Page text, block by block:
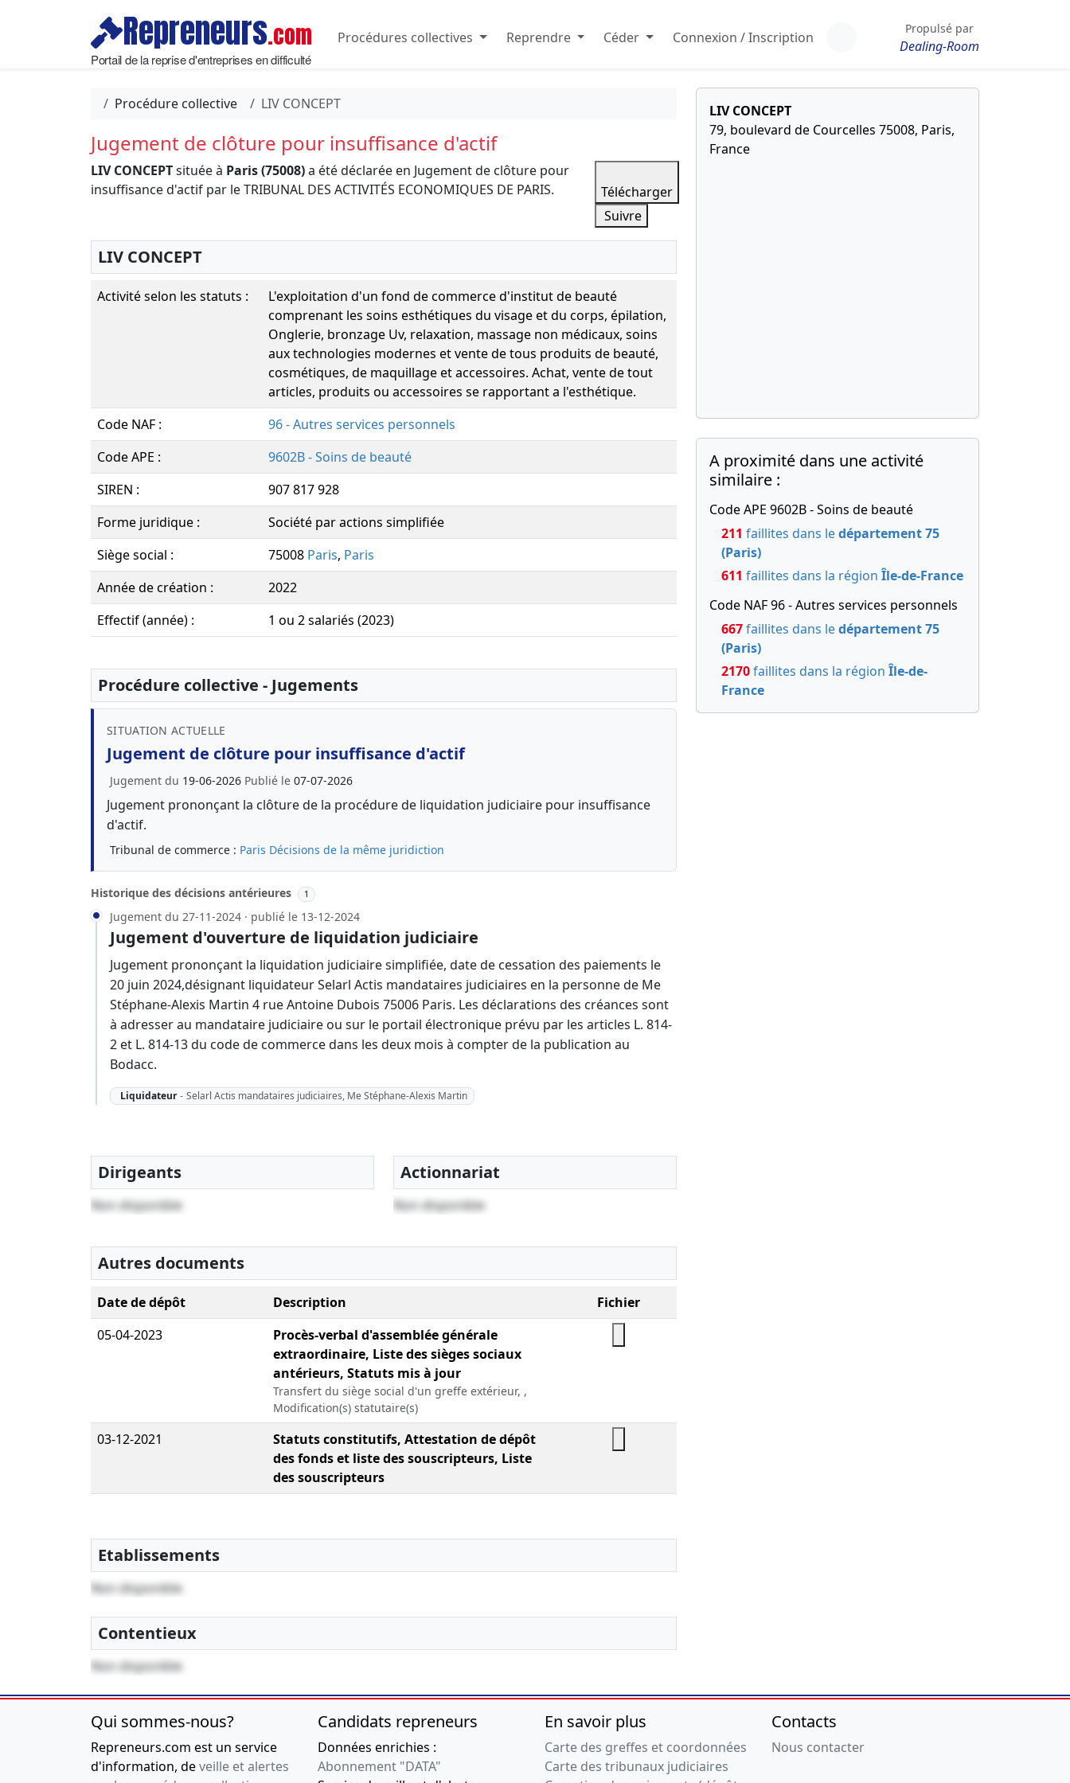
Repreneurs.com
Portail de la reprise d'entreprises en difficulté
Procédures collectives Reprendre Céder Connexion / Inscription
Propulsé par
Dealing-Room
Procédure collective LIV CONCEPT
Jugement de clôture pour insuffisance d'actif
LIV CONCEPTsituée à Paris (75008)a été déclarée en Jugement de clôture pour
insuffisance d'actif par le TRIBUNAL DES ACTIVITÉS ECONOMIQUES DE PARIS.
Télécharger
Suivre
LIV CONCEPT
Activité selon les statuts :
L'exploitation d'un fond de commerce d'institut de beauté
comprenant les soins esthétiques du visage et du corps, épilation,
Onglerie, bronzage Uv, relaxation, massage non médicaux, soins
aux technologies modernes et vente de tous produits de beauté,
cosmétiques, de maquillage et accessoires. Achat, vente de tout
articles, produits ou accessoires se rapportant a l'esthétique.
Code NAF :
96 - Autres services personnels
Code APE :
9602B - Soins de beauté
SIREN :
907 817 928
Forme juridique :
Société par actions simplifiée
Siège social :
75008 Paris, Paris
Année de création :
2022
Effectif (année) :
1 ou 2 salariés (2023)
Procédure collective - Jugements
SITUATION ACTUELLE
Jugement de clôture pour insuffisance d'actif
Jugement du 19-06-2026 Publié le 07-07-2026
Jugement prononçant la clôture de la procédure de liquidation judiciaire pour insuffisance
d'actif.
Tribunal de commerce : Paris Décisions de la même juridiction
Historique des décisions antérieures 1
Jugement du 27-11-2024 · publié le 13-12-2024
Jugement d'ouverture de liquidation judiciaire
Jugement prononçant la liquidation judiciaire simplifiée, date de cessation des paiements le
20 juin 2024,désignant liquidateur Selarl Actis mandataires judiciaires en la personne de Me
Stéphane-Alexis Martin 4 rue Antoine Dubois 75006 Paris. Les déclarations des créances sont
à adresser au mandataire judiciaire ou sur le portail électronique prévu par les articles L. 814-
2 et L. 814-13 du code de commerce dans les deux mois à compter de la publication au
Bodacc.
Liquidateur - Selarl Actis mandataires judiciaires, Me Stéphane-Alexis Martin
Dirigeants
Non disponible
Actionnariat
Non disponible
Autres documents
Date de dépôt Description
Fichier
05-04-2023
Procès-verbal d'assemblée générale
extraordinaire, Liste des sièges sociaux
antérieurs, Statuts mis à jour
Transfert du siège social d'un greffe extérieur, ,
Modification(s) statutaire(s)
03-12-2021
Statuts constitutifs, Attestation de dépôt
des fonds et liste des souscripteurs, Liste
des souscripteurs
Etablissements
Non disponible
Contentieux
Non disponible
LIV CONCEPT
79, boulevard de Courcelles 75008, Paris,
France
A proximité dans une activité
similaire :
Code APE 9602B - Soins de beauté
211 faillites dans ledépartement 75
(Paris)
611 faillites dans la région Île-de-France
Code NAF 96 - Autres services personnels
667faillites dans ledépartement 75
(Paris)
2170faillites dans la région Île-de-
France
Qui sommes-nous?
Repreneurs.com est un service
d'information, deveille et alertes
Candidats repreneurs
Données enrichies :
Abonnement "DATA"
En savoir plus
Carte des greffes et coordonnées
Carte des tribunaux judiciaires
Contacts
Nous contacter